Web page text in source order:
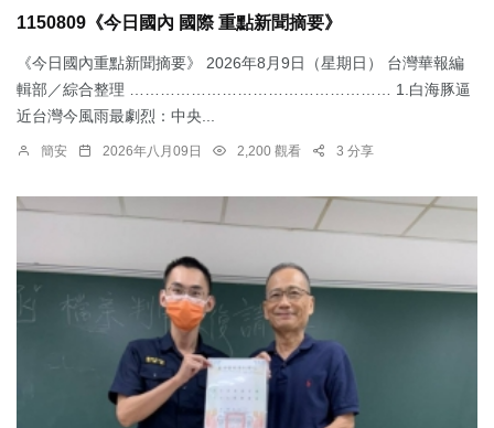
1150809《今日國內 國際 重點新聞摘要》
《今日國內重點新聞摘要》 2026年8月9日（星期日） 台灣華報編
輯部／綜合整理 …………………………………………… 1.白海豚逼
近台灣今風雨最劇烈：中央...
簡安 2026年八月09日 2,200 觀看 3 分享